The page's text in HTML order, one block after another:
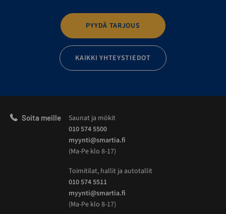
PYYDÄ TARJOUS
KAIKKI YHTEYSTIEDOT
Soita meille
Saunat ja mökit
010 574 5500
myynti@smartia.fi
(Ma-Pe klo 8-17)
Toimitilat, hallit ja autotallit
010 574 5511
myynti@smartia.fi
(Ma-Pe klo 8-17)